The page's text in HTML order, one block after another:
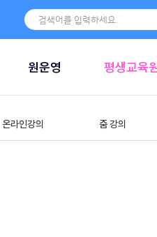
원운영 평생교육
온라인강의 줌 강의